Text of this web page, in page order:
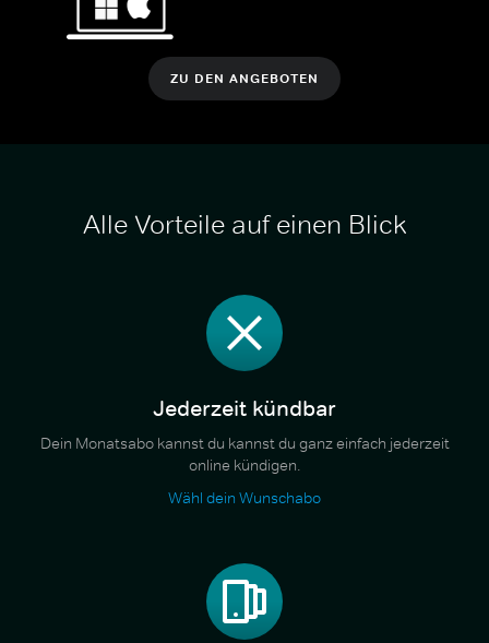
ZU DEN ANGEBOTEN
Alle Vorteile auf einen Blick
Jederzeit kündbar
Dein Monatsabo kannst du kannst du ganz einfach jederzeit
online kündigen.
Wähl dein Wunschabo